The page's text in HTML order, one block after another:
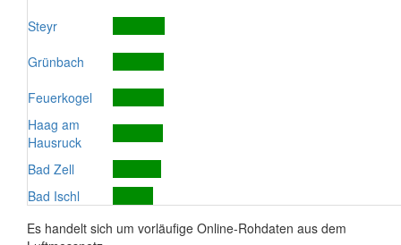
Steyr
Grünbach
Feuerkogel
Haag am
Hausruck
Bad Zell
Bad Ischl
Es handelt sich um vorläufige Online-Rohdaten aus dem